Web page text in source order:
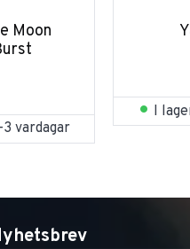
Moon
vardagar
I